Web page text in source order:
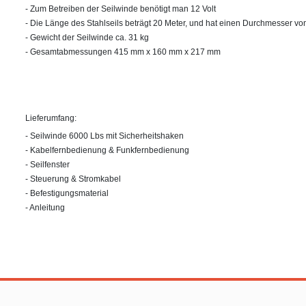
- Zum Betreiben der Seilwinde benötigt man 12 Volt
- Die Länge des Stahlseils beträgt 20 Meter, und hat einen Durchmesser
- Gewicht der Seilwinde ca. 31 kg
- Gesamtabmessungen 415 mm x 160 mm x 217 mm
Lieferumfang:
- Seilwinde 6000 Lbs mit Sicherheitshaken
- Kabelfernbedienung & Funkfernbedienung
- Seilfenster
- Steuerung & Stromkabel
- Befestigungsmaterial
- Anleitung